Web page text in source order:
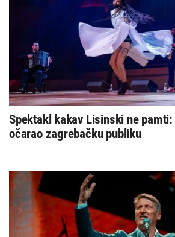
Spektakl kakav Lisinski ne
očarao zagrebačku publiku